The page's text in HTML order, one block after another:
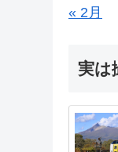
« 2月
実は